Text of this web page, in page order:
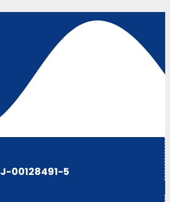
J-00128491-5